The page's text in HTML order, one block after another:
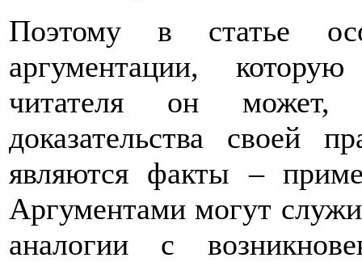
Поэтому в статье
аргументации,
читателя он может,
доказательства своей
являются факты –
Аргументами могут
аналогии с